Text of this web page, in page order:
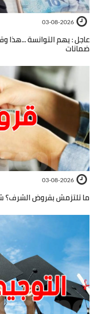
03-08-2026
عاجل : يهم التوانسة ...هذا
ضمانات
03-08-2026
ما تلتزمش بقروض الشرف؟